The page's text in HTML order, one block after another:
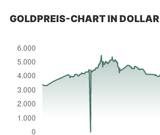
GOLDPREIS-CHART IN DOLLAR